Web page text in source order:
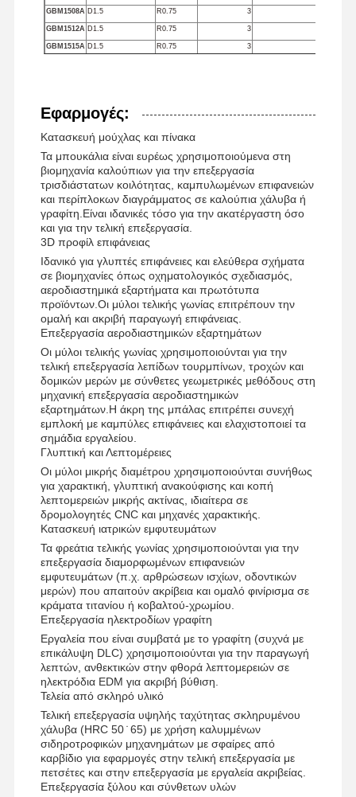
GBM1508A D1.5 R0.75 3
GBM1512A D1.5 R0.75 3
GBM1515Α D1.5 R0.75 3
GBM2020A D2 R1 4
GBM3015 Δ3 Ρ1.5
GBM3030 Δ3 Ρ1.5
GBM4020 D4 R2 8
GBM4030 D4 R2 8
Εφαρμογές:
Κατασκευή μούχλας και πίνακα
Τα μπουκάλια είναι ευρέως χρησιμοποιούμενα στη
βιομηχανία καλούπιων για την επεξεργασία
τρισδιάστατων κοιλότητας, καμπυλωμένων επιφανειών
και περίπλοκων διαγράμματος σε καλούπια χάλυβα ή
γραφίτη.Είναι ιδανικές τόσο για την ακατέργαστη όσο
και για την τελική επεξεργασία.
3D προφίλ επιφάνειας
Ιδανικό για γλυπτές επιφάνειες και ελεύθερα σχήματα
σε βιομηχανίες όπως οχηματολογικός σχεδιασμός,
αεροδιαστημικά εξαρτήματα και πρωτότυπα
προϊόντων.Οι μύλοι τελικής γωνίας επιτρέπουν την
ομαλή και ακριβή παραγωγή επιφάνειας.
Επεξεργασία αεροδιαστημικών εξαρτημάτων
Οι μύλοι τελικής γωνίας χρησιμοποιούνται για την
τελική επεξεργασία λεπίδων τουρμπίνων, τροχών και
δομικών μερών με σύνθετες γεωμετρικές μεθόδους στη
μηχανική επεξεργασία αεροδιαστημικών
εξαρτημάτων.Η άκρη της μπάλας επιτρέπει συνεχή
εμπλοκή με καμπύλες επιφάνειες και ελαχιστοποιεί τα
σημάδια εργαλείου.
Γλυπτική και Λεπτομέρειες
Οι μύλοι μικρής διαμέτρου χρησιμοποιούνται συνήθως
για χαρακτική, γλυπτική ανακούφισης και κοπή
λεπτομερειών μικρής ακτίνας, ιδιαίτερα σε
δρομολογητές CNC και μηχανές χαρακτικής.
Κατασκευή ιατρικών εμφυτευμάτων
Τα φρεάτια τελικής γωνίας χρησιμοποιούνται για την
επεξεργασία διαμορφωμένων επιφανειών
εμφυτευμάτων (π.χ. αρθρώσεων ισχίων, οδοντικών
μερών) που απαιτούν ακρίβεια και ομαλό φινίρισμα σε
κράματα τιτανίου ή κοβαλτού-χρωμίου.
Επεξεργασία ηλεκτροδίων γραφίτη
Εργαλεία που είναι συμβατά με το γραφίτη (συχνά με
επικάλυψη DLC) χρησιμοποιούνται για την παραγωγή
λεπτών, ανθεκτικών στην φθορά λεπτομερειών σε
ηλεκτρόδια EDM για ακριβή βύθιση.
Τελεία από σκληρό υλικό
Τελική επεξεργασία υψηλής ταχύτητας σκληρυμένου
χάλυβα (HRC 50 ̇ 65) με χρήση καλυμμένων
σιδηροτροφικών μηχανημάτων με σφαίρες από
καρβίδιο για εφαρμογές στην τελική επεξεργασία με
πετσέτες και στην επεξεργασία με εργαλεία ακριβείας.
Επεξεργασία ξύλου και σύνθετων υλών